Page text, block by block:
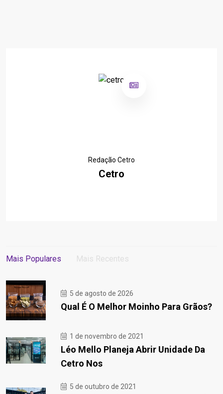
Redação Cetro
Cetro
Mais Populares Mais Recentes
5 de agosto de 2026
Qual É O Melhor Moinho Para Grãos?
1 de novembro de 2021
Léo Mello Planeja Abrir Unidade Da
Cetro Nos
5 de outubro de 2021